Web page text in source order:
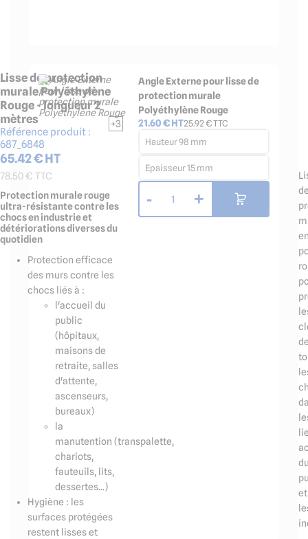
Lisse de protection
murale Polyéthylène
Rouge - longueur 2
mètres
Référence produit :
687_6848
65.42€ HT
78.50 € TTC
Protection murale rouge
ultra-résistante contre les
chocs en industrie et
détériorations diverses du
quotidien
Protection efficace
des murs contre les
chocs liés à :
l'accueil du
public
(hôpitaux,
maisons de
retraite, salles
d'attente,
ascenseurs,
bureaux)
la
manutention (transpalette,
chariots,
fauteuils, lits,
dessertes...)
Hygiène : les
surfaces protégées
restent lisses et
+3
Angle Externe pour lisse de
protection murale
Polyéthylène Rouge
21.60€ HT25.92€ TTC
Hauteur 98 mm
Epaisseur 15 mm
- 1 +
et